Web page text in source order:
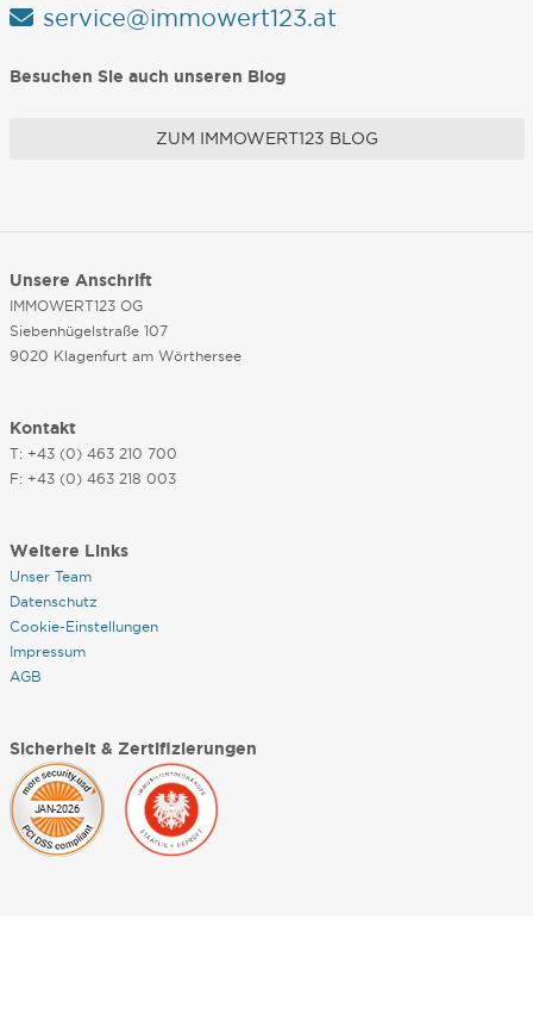
service@immowert123.at
Besuchen Sie auch unseren Blog
ZUM IMMOWERT123 BLOG
Unsere Anschrift
IMMOWERT123 OG
Siebenhügelstraße 107
9020 Klagenfurt am Wörthersee
Kontakt
T: +43 (0) 463 210 700
F: +43 (0) 463 218 003
Weitere Links
Unser Team
Datenschutz
Cookie-Einstellungen
Impressum
AGB
Sicherheit & Zertifizierungen